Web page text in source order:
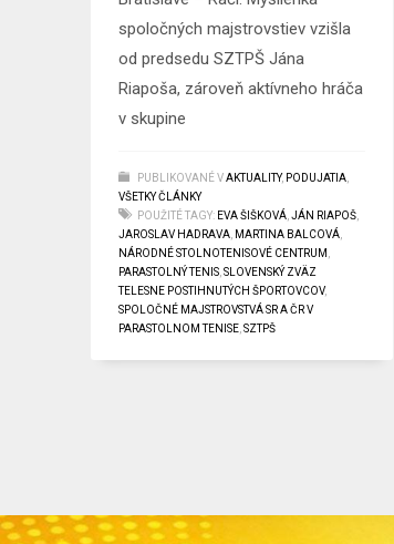
spoločných majstrovstiev vzišla
od predsedu SZTPŠ Jána
Riapoša, zároveň aktívneho hráča
v skupine
PUBLIKOVANÉ V AKTUALITY, PODUJATIA,
VŠETKY ČLÁNKY
POUŽITÉ TAGY: EVA ŠIŠKOVÁ,JÁN RIAPOŠ,
JAROSLAV HADRAVA, MARTINA BALCOVÁ,
NÁRODNÉ STOLNOTENISOVÉ CENTRUM ,
PARASTOLNÝ TENIS,SLOVENSKÝ ZVÄZ
TELESNE POSTIHNUTÝCH ŠPORTOVCOV,
SPOLOČNÉ MAJSTROVSTVÁ SR A ČR V
PARASTOLNOM TENISE,SZTPŠ